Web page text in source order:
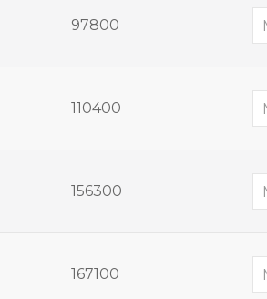
97800
110400
156300
167100